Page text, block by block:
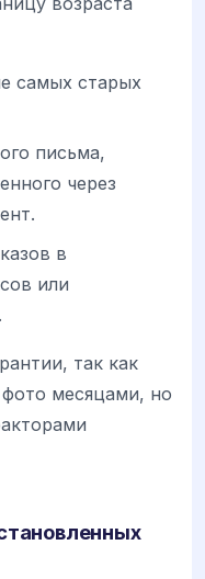
самых старых
письма,
через
в
или
так как
фото месяцами, но